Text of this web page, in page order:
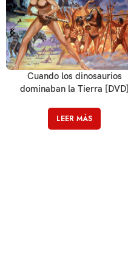
Cuando los dinosaurios
dominaban la Tierra [DVD]
LEER MÁS